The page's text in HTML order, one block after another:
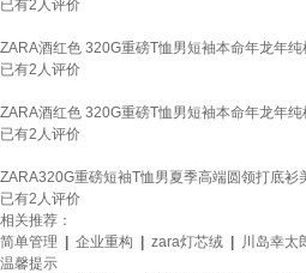
已有2 人评价
ZARA酒红色 320G重磅T恤男短袖本命年龙年
已有2 人评价
ZARA酒红色 320G重磅T恤男短袖本命年龙年
已有2 人评价
ZARA320G重磅短袖T恤男夏季高端圆领打底
已有2 人评价
相关推荐：
简单管理
企业重构 zara灯芯绒 川岛幸太
温馨提示